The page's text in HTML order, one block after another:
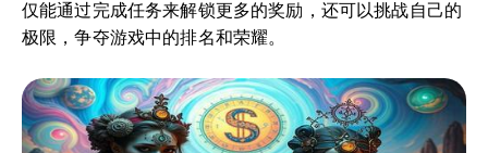
仅能通过完成任务来解锁更多的奖励，还可以挑战自己的
极限，争夺游戏中的排名和荣耀。